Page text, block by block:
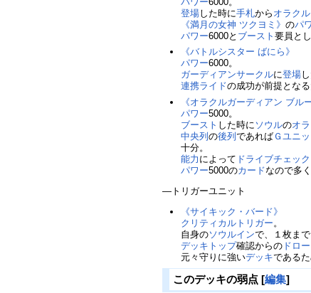
登場した時に手札から オラク
《満月の女神 ツクヨミ》のパ
パワー6000と ブースト要員と
《バトルシスター ばにら》
パワー6000。
ガーディアンサークルに登場
連携ライドの成功が前提とな
《オラクルガーディアン ブル
パワー5000。
ブースト した時に ソウルのオ
中央列の後列であれば Ｇユニッ
十分。
能力 によって ドライブチェック
パワー5000のカードなので多
―トリガーユニット
《サイキック・バード》
クリティカルトリガー 。
自身のソウルインで、１枚まで
デッキトップ確認からの ドロー
元々守りに強いデッキであるた
このデッキの弱点 [編集]